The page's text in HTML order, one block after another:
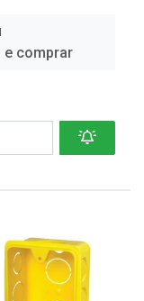
e comprar